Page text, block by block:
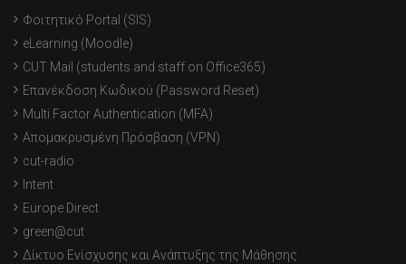
Φοιτητικό Portal (SIS)
eLearning (Moodle)
CUT Mail (students and staff on Office365)
Επανέκδοση Κωδικού (Password Reset)
Multi Factor Authentication (MFA)
Απομακρυσμένη Πρόσβαση (VPN)
cut-radio
Intent
Europe Direct
green@cut
Δίκτυο Ενίσχυσης και Ανάπτυξης της Μάθησης